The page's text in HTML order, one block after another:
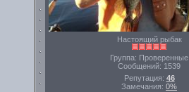
Настоящий рыбак
Группа: Проверенные
Сообщений: 1539
Репутация: 46
Замечания: 0%